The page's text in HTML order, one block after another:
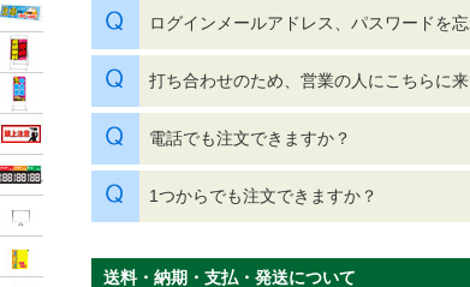
ログインメールアドレス、パスワードを忘
打ち合わせのため、営業の人にこちらに来
電話でも注文できますか？
1つからでも注文できますか？
送料・納期・支払・発送について